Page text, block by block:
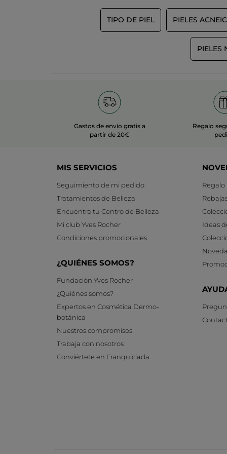
TIPO DE PIEL PIELES
PIELES
Gastos de envío gratis a
partir de 20€
Regalo
MIS SERVICIOS
Seguimiento de mi pedido
Tratamientos de Belleza
Encuentra tu Centro de Belleza
Mi club Yves Rocher
Condiciones promocionales
¿QUIÉNES SOMOS?
Fundación Yves Rocher
¿Quiénes somos?
Expertos en Cosmética Dermo-
botánica
Nuestros compromisos
Trabaja con nosotros
Conviértete en Franquiciada
Ideas